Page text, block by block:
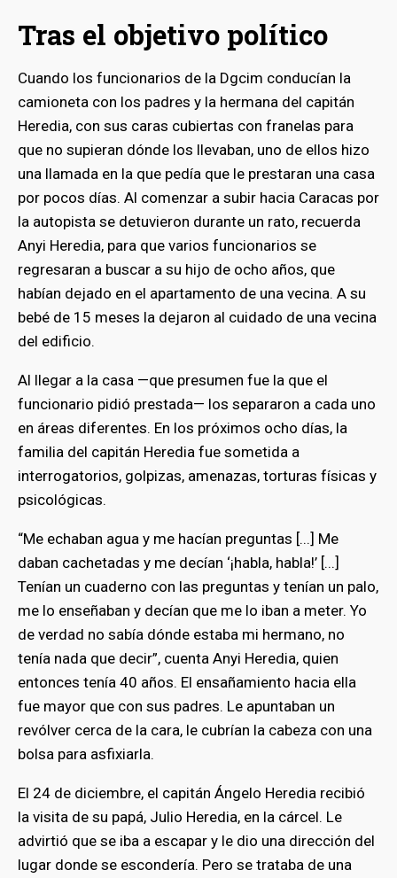
Tras el objetivo político
Cuando los funcionarios de la Dgcim conducían la
camioneta con los padres y la hermana del capitán
Heredia, con sus caras cubiertas con franelas para
que no supieran dónde los llevaban, uno de ellos hizo
una llamada en la que pedía que le prestaran una casa
por pocos días. Al comenzar a subir hacia Caracas por
la autopista se detuvieron durante un rato, recuerda
Anyi Heredia, para que varios funcionarios se
regresaran a buscar a su hijo de ocho años, que
habían dejado en el apartamento de una vecina. A su
bebé de 15 meses la dejaron al cuidado de una vecina
del edificio.
Al llegar a la casa —que presumen fue la que el
funcionario pidió prestada— los separaron a cada uno
en áreas diferentes. En los próximos ocho días, la
familia del capitán Heredia fue sometida a
interrogatorios, golpizas, amenazas, torturas físicas y
psicológicas.
“Me echaban agua y me hacían preguntas [...] Me
daban cachetadas y me decían ‘¡habla, habla!’ [...]
Tenían un cuaderno con las preguntas y tenían un palo,
me lo enseñaban y decían que me lo iban a meter. Yo
de verdad no sabía dónde estaba mi hermano, no
tenía nada que decir”, cuenta Anyi Heredia, quien
entonces tenía 40 años. El ensañamiento hacia ella
fue mayor que con sus padres. Le apuntaban un
revólver cerca de la cara, le cubrían la cabeza con una
bolsa para asfixiarla.
El 24 de diciembre, el capitán Ángelo Heredia recibió
la visita de su papá, Julio Heredia, en la cárcel. Le
advirtió que se iba a escapar y le dio una dirección del
lugar donde se escondería. Pero se trataba de una